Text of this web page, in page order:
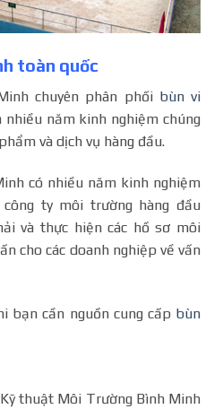
toàn quốc
chuyên phân phối bùn vi
nhiều năm kinh nghiệm chúng
và dịch vụ hàng đầu.
có nhiều năm kinh nghiệm
ty môi trường hàng đầu
và thực hiện các hồ sơ môi
cho các doanh nghiệp về vấn
bạn cần nguồn cung cấp bùn
thuật Môi Trường Bình Minh